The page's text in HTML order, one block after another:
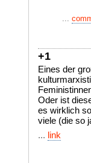
...
+1
Eines der
Oder ist
es wirklich
viele (die so
... link